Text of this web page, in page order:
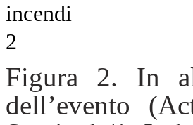
Figura 2. In
dell’evento